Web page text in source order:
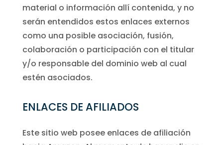
material o información allí contenida, y no
serán entendidos estos enlaces externos
como una posible asociación, fusión,
colaboración o participación con el titular
y/o responsable del dominio web al cual
estén asociados.
ENLACES DE AFILIADOS
Este sitio web posee enlaces de afiliación